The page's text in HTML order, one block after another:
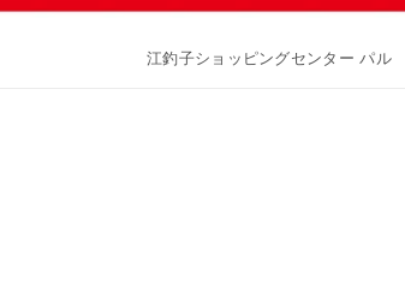
江釣子ショッピングセンター パル